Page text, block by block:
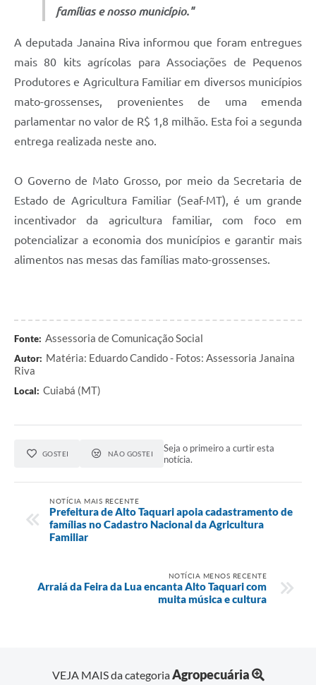
famílias e nosso município."
A deputada Janaina Riva informou que foram entregues
mais 80 kits agrícolas para Associações de Pequenos
Produtores e Agricultura Familiar em diversos municípios
mato-grossenses, provenientes de uma emenda
parlamentar no valor de R$ 1,8 milhão. Esta foi a segunda
entrega realizada neste ano.
O Governo de Mato Grosso, por meio da Secretaria de
Estado de Agricultura Familiar (Seaf-MT), é um grande
incentivador da agricultura familiar, com foco em
potencializar a economia dos municípios e garantir mais
alimentos nas mesas das famílias mato-grossenses.
Fonte: Assessoria de Comunicação Social
Autor: Matéria: Eduardo Candido - Fotos: Assessoria Janaina
Riva
Local: Cuiabá (MT)
GOSTEI NÃO GOSTEI
Seja o primeiro a curtir esta
notícia.
NOTÍCIA MAIS RECENTE
Prefeitura de Alto Taquari apoia cadastramento de
famílias no Cadastro Nacional da Agricultura
Familiar
NOTÍCIA MENOS RECENTE
Arraiá da Feira da Lua encanta Alto Taquari com
muita música e cultura
VEJA MAIS da categoriaAgropecuária